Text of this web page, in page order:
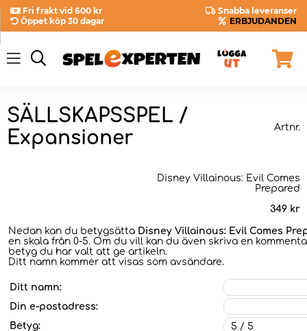
Fri frakt vid 600 kr
Snabba leveranser
Öppet köp 30 dagar
ERBJUDANDEN
SÄLLSKAPSSPEL /
Expansioner
Artnr.
Disney Villainous: Evil Comes
Prepared
349 kr
Nedan kan du betygsätta Disney Villainous: Evil Comes
en skala från 0-5. Om du vill kan du även skriva en
betyg du har valt att ge artikeln.
Ditt namn kommer att visas som avsändare.
Ditt namn:
Din e-postadress:
Betyg: